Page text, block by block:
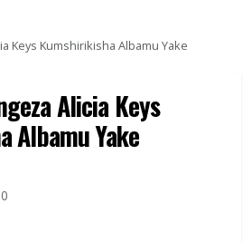
Keys Kumshirikisha Albamu Yake
Alicia Keys
Albamu Yake